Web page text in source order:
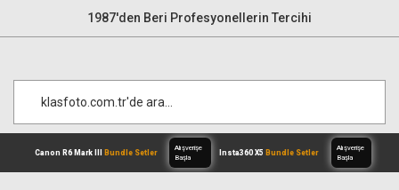
1987'den Beri Profesyonellerin Tercihi